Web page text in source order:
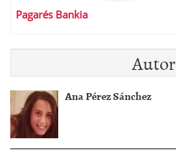
Pagarés Bankia
Autor
Ana Pérez Sánchez